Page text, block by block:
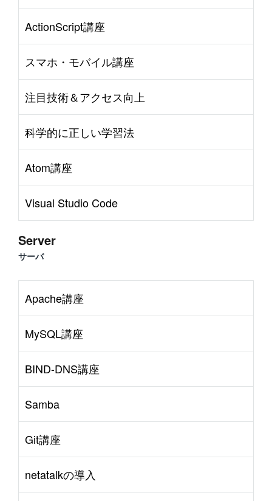
ActionScript講座
スマホ・モバイル講座
注目技術＆アクセス向上
科学的に正しい学習法
Atom講座
Visual Studio Code
Server
サーバ
Apache講座
MySQL講座
BIND-DNS講座
Samba
Git講座
netatalkの導入